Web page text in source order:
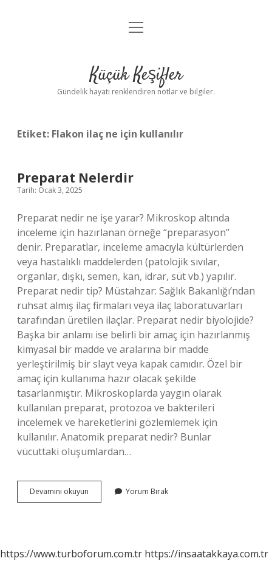
Anasayfa
Yasal Uyarı
menüyü
Küçük Keşifler
Gündelik hayatı renklendiren notlar ve bilgiler.
Etiket: Flakon ilaç ne için kullanılır
Preparat Nelerdir
Tarih: Ocak 3, 2025
Preparat nedir ne işe yarar? Mikroskop altında
inceleme için hazırlanan örneğe “preparasyon”
denir. Preparatlar, inceleme amacıyla kültürlerden
veya hastalıklı maddelerden (patolojik sıvılar,
organlar, dışkı, semen, kan, idrar, süt vb.) yapılır.
Preparat nedir tip? Müstahzar: Sağlık Bakanlığı’ndan
ruhsat almış ilaç firmaları veya ilaç laboratuvarları
tarafından üretilen ilaçlar. Preparat nedir biyolojide?
Başka bir anlamı ise belirli bir amaç için hazırlanmış
kimyasal bir madde ve aralarına bir madde
yerleştirilmiş bir slayt veya kapak camıdır. Özel bir
amaç için kullanıma hazır olacak şekilde
tasarlanmıştır. Mikroskoplarda yaygın olarak
kullanılan preparat, protozoa ve bakterileri
incelemek ve hareketlerini gözlemlemek için
kullanılır. Anatomik preparat nedir? Bunlar
vücuttaki oluşumlardan…
Devamını okuyun Preparat
Nelerdir
Yorum Bırak
https://www.turboforum.com.tr https://insaatakkaya.com.tr